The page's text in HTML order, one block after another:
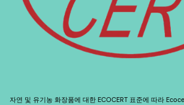
자연 및 유기농 화장품에 대한 ECOCERT 표준에 따라